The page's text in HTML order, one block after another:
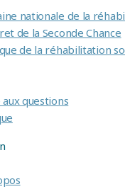
nationale de la
de la Seconde Chance
de la réhabilitation
aux questions